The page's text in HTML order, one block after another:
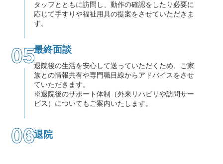
タッフとともに訪問し、動作の確認をしたり必要に
応じて手すりや福祉用具の提案をさせていただきま
す。
05最終面談
退院後の生活を安心して送っていただくため、ご家
族との情報共有や専門職目線からアドバイスをさせ
ていただきます。
※退院後のサポート体制（外来リハビリや訪問サー
ビス）についてもご案内いたします。
06退院